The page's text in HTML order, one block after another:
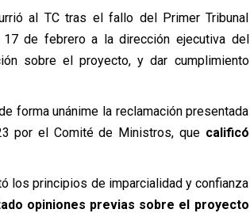
al TC tras el fallo del Primer Tribunal
de febrero a la dirección ejecutiva del
sobre el proyecto, y dar cumplimiento
forma unánime la reclamación presentada
por el Comité de Ministros, que calificó
los principios de imparcialidad y confianza
opiniones previas sobre el proyecto